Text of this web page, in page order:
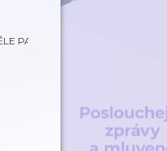
PASCHÁLNÍ; sv. žen myronosic